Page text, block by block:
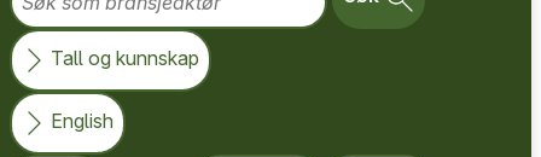
Tall og kunnskap
English
Husbanken kan gi lån til oppføring av studentboliger
som har fått tilskudd til oppføring, og til oppgradering
av studentboliger som har fått tilskudd til